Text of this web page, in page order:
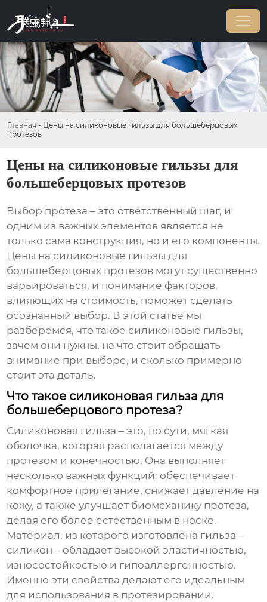
Главная - Цены на силиконовые гильзы для большеберцовых
протезов
Цены на силиконовые гильзы для
большеберцовых протезов
Выбор протеза – это ответственный шаг, и
одним из важных элементов является не
только сама конструкция, но и его компоненты.
Цены на силиконовые гильзы для
большеберцовых протезов могут существенно
варьироваться, и понимание факторов,
влияющих на стоимость, поможет сделать
осознанный выбор. В этой статье мы
разберемся, что такое силиконовые гильзы,
зачем они нужны, на что стоит обращать
внимание при выборе, и сколько примерно
стоит эта деталь.
Что такое силиконовая гильза для
большеберцового протеза?
Силиконовая гильза – это, по сути, мягкая
оболочка, которая располагается между
протезом и конечностью. Она выполняет
несколько важных функций: обеспечивает
комфортное прилегание, снижает давление на
кожу, а также улучшает биомеханику протеза,
делая его более естественным в носке.
Материал, из которого изготовлена гильза –
силикон – обладает высокой эластичностью,
износостойкостью и гипоаллергенностью.
Именно эти свойства делают его идеальным
для использования в протезировании.